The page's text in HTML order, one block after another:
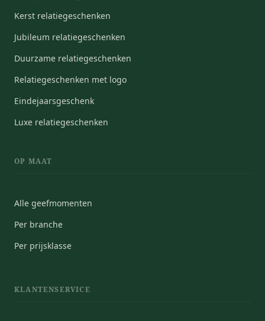
Kerst relatiegeschenken
Jubileum relatiegeschenken
Duurzame relatiegeschenken
Relatiegeschenken met logo
Eindejaarsgeschenk
Luxe relatiegeschenken
OP MAAT
Alle geefmomenten
Per branche
Per prijsklasse
KLANTENSERVICE